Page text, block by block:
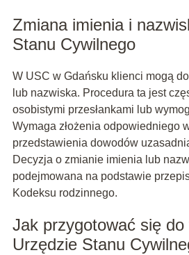
Zmiana imienia i
Stanu Cywilnego
W USC w Gdańsku klienci mogą
lub nazwiska. Procedura ta jest
osobistymi przesłankami lub
Wymaga złożenia odpowiedniego
przedstawienia dowodów
Decyzja o zmianie imienia lub
podejmowana na podstawie
Kodeksu rodzinnego.
Jak przygotować się
Urzędzie Stanu